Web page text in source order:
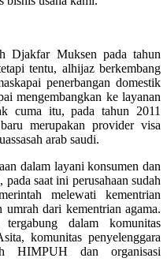
Djakfar Muksen pada tahun
tentu, alhijaz berkembang
penerbangan domestik
mengembangkan ke layanan
cuma itu, pada tahun 2011
merupakan provider visa
arab saudi.
dalam layani konsumen dan
saat ini perusahaan sudah
melewati kementrian
dari kementrian agama.
dalam komunitas
komunitas penyelenggara
HIMPUH dan organisasi